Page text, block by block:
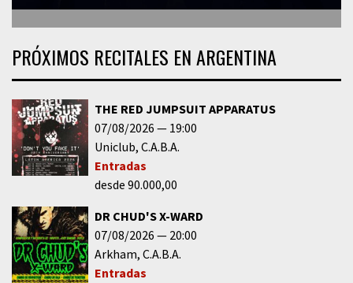
PRÓXIMOS RECITALES EN ARGENTINA
THE RED JUMPSUIT APPARATUS
07/08/2026
19:00
Uniclub C.A.B.A.
Entradas
desde 90.000,00
DR CHUD'S X-WARD
07/08/2026
20:00
Arkham C.A.B.A.
Entradas